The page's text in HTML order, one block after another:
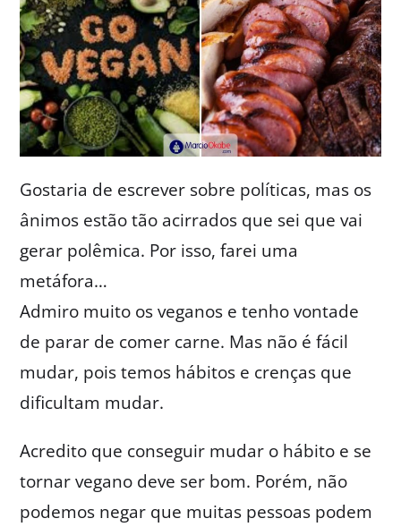
Gostaria de escrever sobre políticas, mas os
ânimos estão tão acirrados que sei que vai
gerar polêmica. Por isso, farei uma
metáfora…
Admiro muito os veganos e tenho vontade
de parar de comer carne. Mas não é fácil
mudar, pois temos hábitos e crenças que
dificultam mudar.
Acredito que conseguir mudar o hábito e se
tornar vegano deve ser bom. Porém, não
podemos negar que muitas pessoas podem